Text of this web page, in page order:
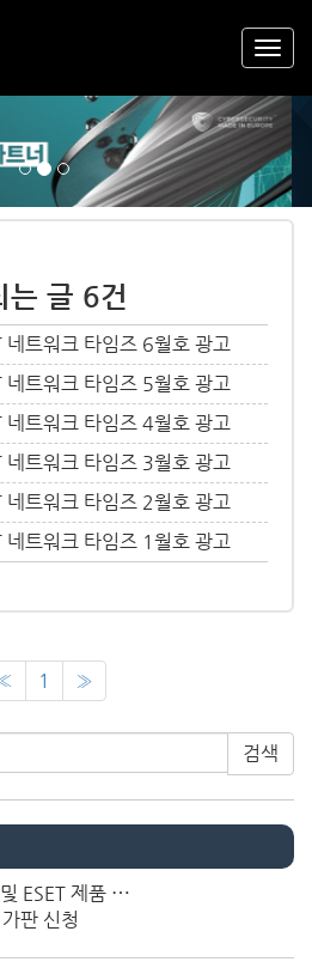
는 글 6건
네트워크 타임즈 6월호 광고
네트워크 타임즈 5월호 광고
네트워크 타임즈 4월호 광고
네트워크 타임즈 3월호 광고
네트워크 타임즈 2월호 광고
네트워크 타임즈 1월호 광고
1 »
검색
ESET 제품 ⋯
판 신청